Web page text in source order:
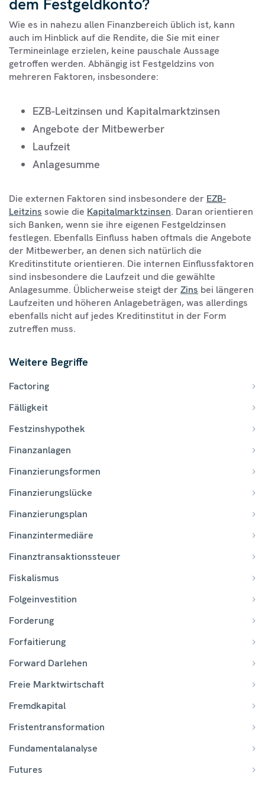
dem Festgeldkonto?
Wie es in nahezu allen Finanzbereich üblich ist, kann
auch im Hinblick auf die Rendite, die Sie mit einer
Termineinlage erzielen, keine pauschale Aussage
getroffen werden. Abhängig ist Festgeldzins von
mehreren Faktoren, insbesondere:
EZB-Leitzinsen und Kapitalmarktzinsen
Angebote der Mitbewerber
Laufzeit
Anlagesumme
Die externen Faktoren sind insbesondere der EZB-
Leitzins sowie die Kapitalmarktzinsen. Daran orientieren
sich Banken, wenn sie ihre eigenen Festgeldzinsen
festlegen. Ebenfalls Einfluss haben oftmals die Angebote
der Mitbewerber, an denen sich natürlich die
Kreditinstitute orientieren. Die internen Einflussfaktoren
sind insbesondere die Laufzeit und die gewählte
Anlagesumme. Üblicherweise steigt der Zins bei längeren
Laufzeiten und höheren Anlagebeträgen, was allerdings
ebenfalls nicht auf jedes Kreditinstitut in der Form
zutreffen muss.
Weitere Begriffe
Factoring
Fälligkeit
Festzinshypothek
Finanzanlagen
Finanzierungsformen
Finanzierungslücke
Finanzierungsplan
Finanzintermediäre
Finanztransaktionssteuer
Fiskalismus
Folgeinvestition
Forderung
Forfaitierung
Forward Darlehen
Freie Marktwirtschaft
Fremdkapital
Fristentransformation
Fundamentalanalyse
Futures